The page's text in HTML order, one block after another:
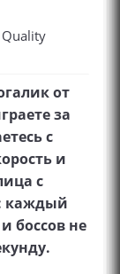
от
за
с
и
с
каждый
боссов не